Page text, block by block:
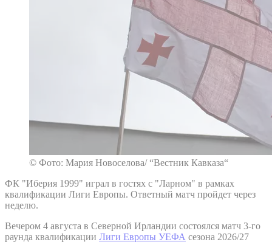
© Фото: Мария Новоселова/ “Вестник Кавказа“
ФК "Иберия 1999" играл в гостях с "Ларном" в рамках
квалификации Лиги Европы. Ответный матч пройдет через
неделю.
Вечером 4 августа в Северной Ирландии состоялся матч 3-го
раунда квалификации Лиги Европы УЕФА сезона 2026/27